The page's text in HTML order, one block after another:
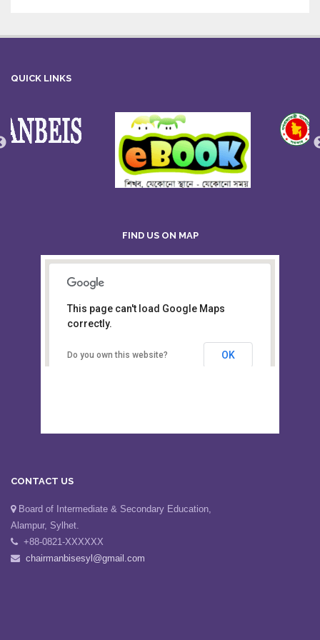
QUICK LINKS
FIND US ON MAP
Board of Intermediate &
Secondary Education, Alampur,
Sylhet
This page can't load Google Maps
Board of Intermediate & Secondary Education,
Alampur, Sylhet.
+88-0821-XXXXXX